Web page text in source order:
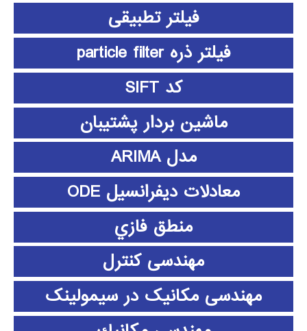
فیلتر تطبیقی
فیلتر ذره particle filter
کد SIFT
ماشین بردار پشتیبان
مدل ARIMA
معادلات دیفرانسیل ODE
منطق فازي
مهندسی کنترل
مهندسی مکانیک در سیمولینک